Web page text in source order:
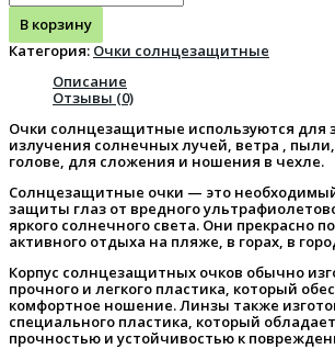
В корзину
Категория: Очки солнцезащитные
Описание
Отзывы (0)
Очки солнцезащитные используются для
излучения солнечных лучей, ветра ,
голове, для сложения и ношения в чехле.
Солнцезащитные очки — это необходимый
защиты глаз от вредного
яркого солнечного света. Они прекрасно
активного отдыха на пляже, в горах, в
Корпус солнцезащитных очков обычно
прочного и легкого пластика, который
комфортное ношение. Линзы также
специального пластика, который
прочностью и устойчивостью к